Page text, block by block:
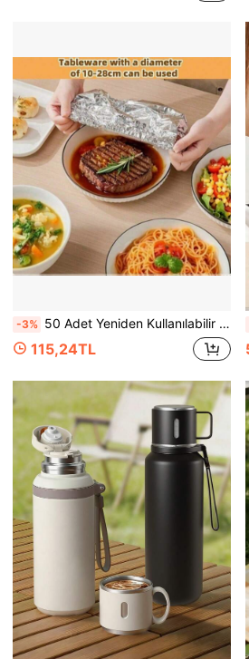
-3% 50 Adet Yeniden Kullanılabilir Alüminyum Folyo Gıda Kapakları, Yalıtımlı Kase ve Tabak Isıtıcıları, Toz Geçirmez Tazelik Koruyucu, Mutfak Tezgahı Artan Yemek Saklama Kapakları, Ev Piknik ve Parti Yemek Koruma Kapakları
115,24TL